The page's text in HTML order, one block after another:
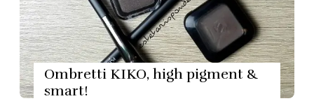
Ombretti KIKO, high pigment &
smart!